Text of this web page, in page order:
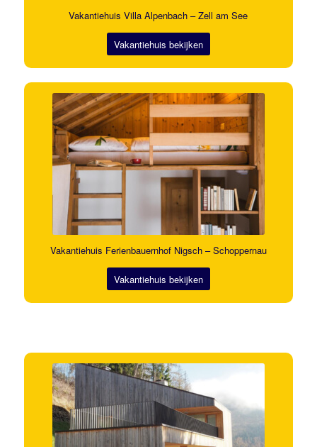
Vakantiehuis Villa Alpenbach – Zell am See
Vakantiehuis bekijken
Vakantiehuis Ferienbauernhof Nigsch – Schoppernau
Vakantiehuis bekijken